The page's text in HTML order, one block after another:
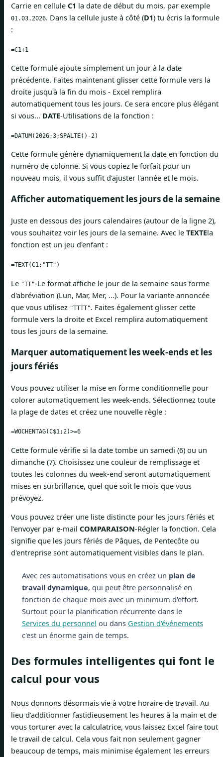
Carrie en cellule C1 la date de début du mois, par exemple
01.03.2026. Dans la cellule juste à côté (D1) tu écris la formule
:
=C1+1
Cette formule ajoute simplement un jour à la date
précédente. Faites maintenant glisser cette formule vers la
droite jusqu'à la fin du mois - Excel remplira
automatiquement tous les jours. Ce sera encore plus élégant
si vous... DATE-Utilisations de la fonction :
=DATUM(2026;3;SPALTE()-2)
Cette formule génère dynamiquement la date en fonction du
numéro de colonne. Si vous copiez le forfait pour un
nouveau mois, il vous suffit d'ajuster l'année et le mois.
Afficher automatiquement les jours de la semaine
Juste en dessous des jours calendaires (autour de la ligne 2),
vous souhaitez voir les jours de la semaine. Avec le TEXTEla
fonction est un jeu d'enfant :
=TEXT(C1;"TT")
Le "TT"-Le format affiche le jour de la semaine sous forme
d'abréviation (Lun, Mar, Mer, ...). Pour la variante annoncée
que vous utilisez "TTTT". Faites également glisser cette
formule vers la droite et Excel remplira automatiquement
tous les jours de la semaine.
Marquer automatiquement les week-ends et les
jours fériés
Vous pouvez utiliser la mise en forme conditionnelle pour
colorer automatiquement les week-ends. Sélectionnez toute
la plage de dates et créez une nouvelle règle :
=WOCHENTAG(C$1;2)>=6
Cette formule vérifie si la date tombe un samedi (6) ou un
dimanche (7). Choisissez une couleur de remplissage et
toutes les colonnes du week-end seront automatiquement
mises en surbrillance, quel que soit le mois que vous
prévoyez.
Vous pouvez créer une liste distincte pour les jours fériés et
l'envoyer par e-mail COMPARAISON-Régler la fonction. Cela
signifie que les jours fériés de Pâques, de Pentecôte ou
d'entreprise sont automatiquement visibles dans le plan.
Avec ces automatisations vous en créez un plan de
travail dynamique, qui peut être personnalisé en
fonction de chaque mois avec un minimum d'effort.
Surtout pour la planification récurrente dans le
Services du personnel ou dans Gestion d'événements
c'est un énorme gain de temps.
Des formules intelligentes qui font le
calcul pour vous
Nous donnons désormais vie à votre horaire de travail. Au
lieu d’additionner fastidieusement les heures à la main et de
vous torturer avec la calculatrice, vous laissez Excel faire tout
le travail de calcul. Cela vous fait non seulement gagner
beaucoup de temps, mais minimise également les erreurs